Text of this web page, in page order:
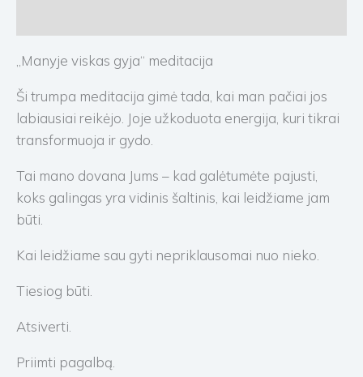
„Manyje viskas gyja“ meditacija
Ši trumpa meditacija gimė tada, kai man pačiai jos
labiausiai reikėjo. Joje užkoduota energija, kuri tikrai
transformuoja ir gydo.
Tai mano dovana Jums – kad galėtumėte pajusti,
koks galingas yra vidinis šaltinis, kai leidžiame jam
būti.
Kai leidžiame sau gyti nepriklausomai nuo nieko.
Tiesiog būti.
Atsiverti.
Priimti pagalbą.